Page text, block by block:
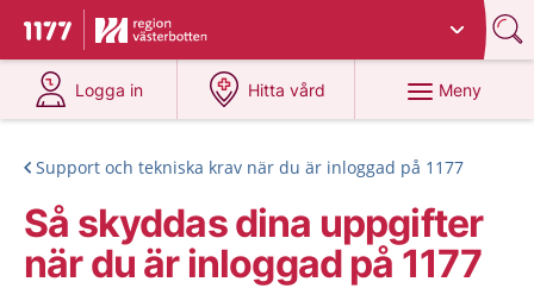
Till startsidan för 1177
Du har valt region
Logga in
på 1177.se
Hitta vård
på 1177.se
Meny
Support och tekniska krav när du är inloggad på 1177
Så skyddas dina uppgifter
när du är inloggad på 1177